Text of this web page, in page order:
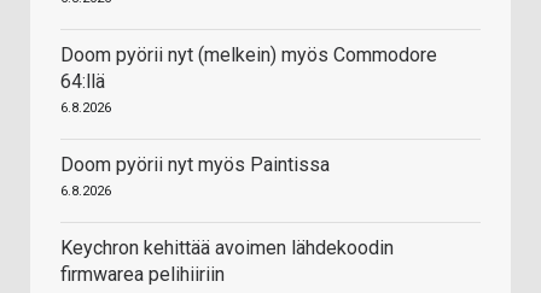
Doom pyörii nyt (melkein) myös Commodore
64:llä
6.8.2026
Doom pyörii nyt myös Paintissa
6.8.2026
Keychron kehittää avoimen lähdekoodin
firmwarea pelihiiriin